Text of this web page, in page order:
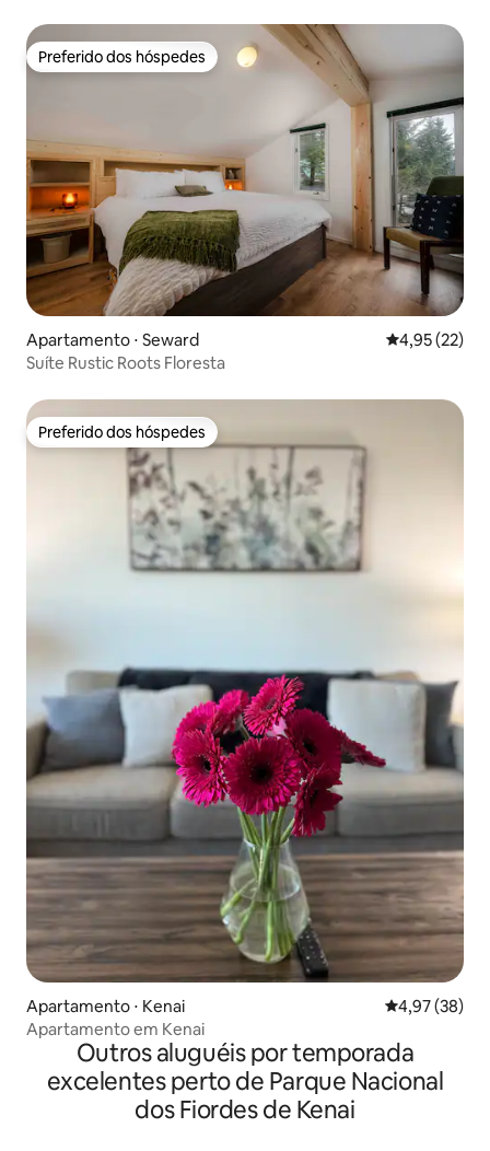
Preferido dos hóspedes
Preferido dos hóspedes
Apartamento ⋅ Seward 4,95 de uma
4,95 (22)
Suíte Rustic Roots Floresta
Preferido dos hóspedes
Preferido dos hóspedes
Apartamento ⋅ Kenai 4,97 de uma
4,97 (38)
Apartamento em Kenai
Outros aluguéis por temporada
excelentes perto de Parque Nacional
dos Fiordes de Kenai